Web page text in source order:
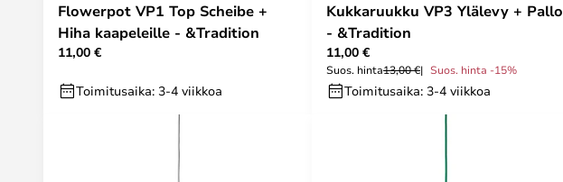
Flowerpot VP1 Top Scheibe +
Hiha kaapeleille - &Tradition
11,00 €
Toimitusaika: 3-4 viikkoa
Kukkaruukku VP3 Ylälevy + Pallo
- &Tradition
11,00 €
Suos. hinta13,00 € Suos. hinta -15%
Toimitusaika: 3-4 viikkoa